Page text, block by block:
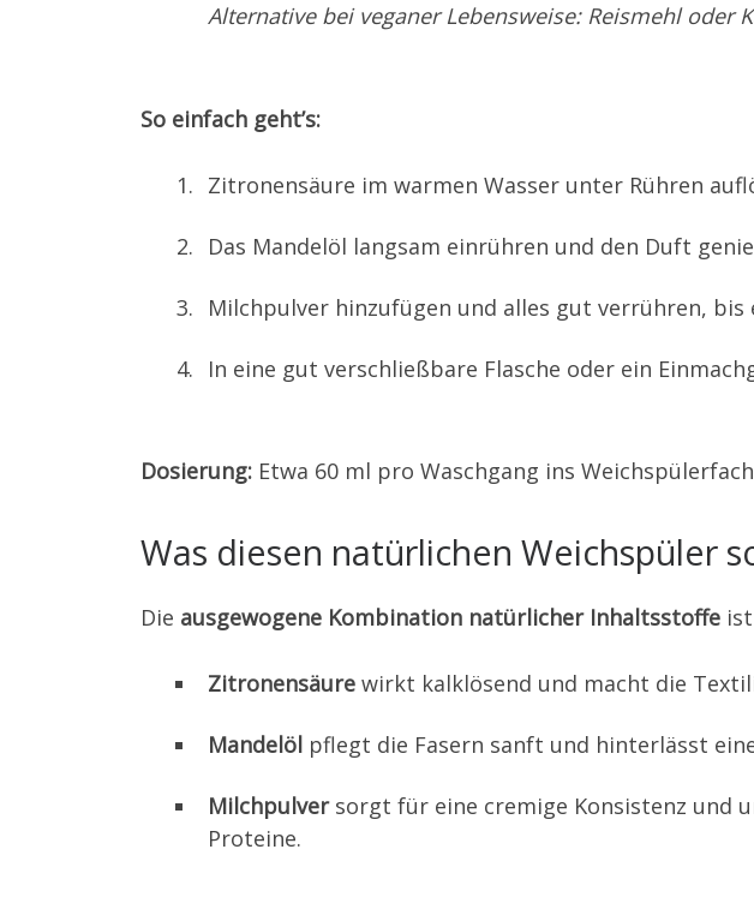
Alternative bei veganer Lebensweise: Reismehl oder
So einfach geht’s:
Zitronensäure im warmen Wasser unter Rühren
Das Mandelöl langsam einrühren und den Duft
Milchpulver hinzufügen und alles gut verrühren,
In eine gut verschließbare Flasche oder ein
Dosierung: Etwa 60 ml pro Waschgang ins
Was diesen natürlichen Weichspüler
Die ausgewogene Kombination natürlicher Inhaltsstoffe
Zitronensäure wirkt kalklösend und macht die
Mandelöl pflegt die Fasern sanft und hinterlässt
Milchpulversorgt für eine cremige Konsistenz und
Proteine.